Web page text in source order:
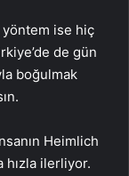
ise hiç
de gün
boğulmak
Heimlich
hızla ilerliyor.